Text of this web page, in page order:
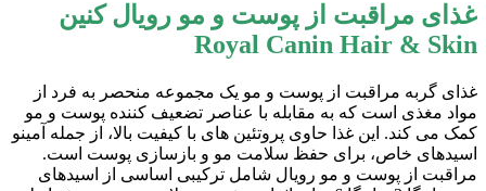
غذای مراقبت از پوست و مو رویال کنین
Royal Canin Hair & Skin
غذای گربه مراقبت از پوست و مو یک مجموعه منحصر به فرد از
مواد مغذی است که به مقابله با عناصر تضعیف کننده پوست و مو
کمک می کند. این غذا حاوی پروتئین های با کیفیت بالا، از جمله آمینو
اسیدهای خاص، برای حفظ سلامت مو و بازسازی پوست است.
مراقبت از پوست و مو رویال شامل ترکیبی اساسی از اسیدهای